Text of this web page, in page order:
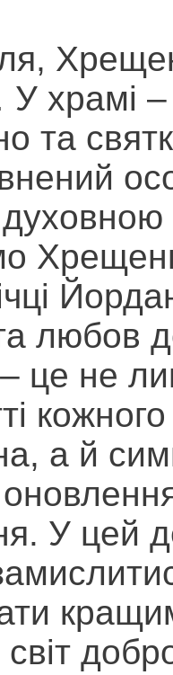
храмі –
та
любов
це не
кожного
а й
У цей